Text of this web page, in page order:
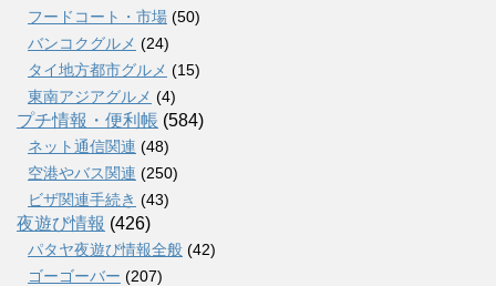
フードコート・市場 (50)
バンコクグルメ (24)
タイ地方都市グルメ (15)
東南アジアグルメ (4)
プチ情報・便利帳 (584)
ネット通信関連 (48)
空港やバス関連 (250)
ビザ関連手続き (43)
夜遊び情報 (426)
パタヤ夜遊び情報全般 (42)
ゴーゴーバー (207)